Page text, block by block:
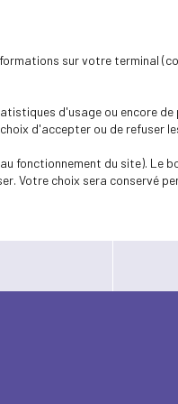
sur votre terminal
d'usage ou encore
d'accepter ou de refuser
fonctionnement du site). Le
choix sera conservé